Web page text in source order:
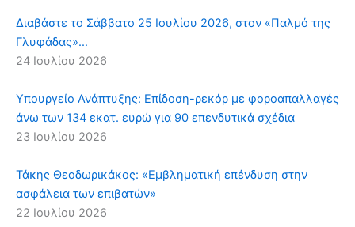
Διαβάστε το Σάββατο 25 Ιουλίου 2026, στον «Παλμό της
Γλυφάδας»…
24 Ιουλίου 2026
Υπουργείο Ανάπτυξης: Επίδοση-ρεκόρ με φοροαπαλλαγές
άνω των 134 εκατ. ευρώ για 90 επενδυτικά σχέδια
23 Ιουλίου 2026
Τάκης Θεοδωρικάκος: «Εμβληματική επένδυση στην
ασφάλεια των επιβατών»
22 Ιουλίου 2026